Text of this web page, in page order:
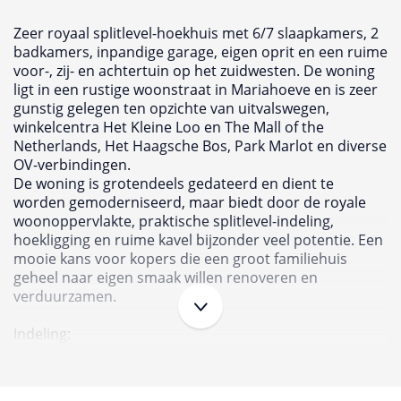
Zeer royaal splitlevel-hoekhuis met 6/7 slaapkamers, 2
badkamers, inpandige garage, eigen oprit en een ruime
voor-, zij- en achtertuin op het zuidwesten. De woning
ligt in een rustige woonstraat in Mariahoeve en is zeer
gunstig gelegen ten opzichte van uitvalswegen,
winkelcentra Het Kleine Loo en The Mall of the
Netherlands, Het Haagsche Bos, Park Marlot en diverse
OV-verbindingen.
De woning is grotendeels gedateerd en dient te
worden gemoderniseerd, maar biedt door de royale
woonoppervlakte, praktische splitlevel-indeling,
hoekligging en ruime kavel bijzonder veel potentie. Een
mooie kans voor kopers die een groot familiehuis
geheel naar eigen smaak willen renoveren en
verduurzamen.
Indeling: